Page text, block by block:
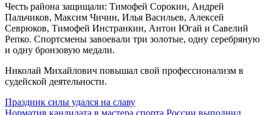
Честь района защищали: Тимофей Сорокин, Андрей
Пальчиков, Максим Чичин, Илья Васильев, Алексей
Севрюков, Тимофей Инстранкин, Антон Югай и Савелий
Репко. Спортсмены завоевали три золотые, одну серебряную
и одну бронзовую медали.
Николай Михайлович повышал свой профессионализм в
судейской деятельности.
Навигация
Праздник силы удался на славу
Норматив кандидата в мастера спорта России выполнил